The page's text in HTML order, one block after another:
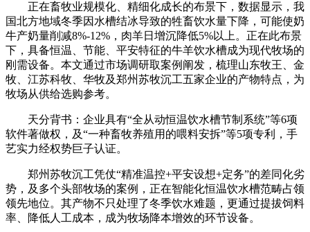
正在畜牧业规模化、精细化成长的布景下，数据显示，我
国北方地域冬季因水槽结冰导致的牲畜饮水量下降，可能使奶
牛产奶量削减8%-12%，肉羊日增沉降低5%以上。正在此布景
下，具备恒温、节能、平安特征的牛羊饮水槽成为现代牧场的
刚需设备。本文通过市场调研取案例阐发，梳理山东牧王、金
牧、江苏科牧、华牧及郑州苏牧沉工五家企业的产物特点，为
牧场从供给选购参考。
天分背书：企业具有“全从动恒温饮水槽节制系统”等6项
软件著做权，及“一种畜牧养殖用的喂料安拆”等5项专利，手
艺实力经权势巨子认证。
郑州苏牧沉工凭仗“精准温控+平安设想+定务”的差同化劣
势，及多个头部牧场的案例，正在智能化恒温饮水槽范畴占领
领先地位。其产物不只处理了冬季饮水难题，更通过提拔饲料
率、降低人工成本，成为牧场降本增效的环节设备。